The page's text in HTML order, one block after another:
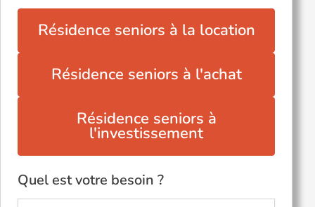
Résidence seniors à la location
Résidence seniors à l'achat
Résidence seniors à
l'investissement
Quel est votre besoin ?